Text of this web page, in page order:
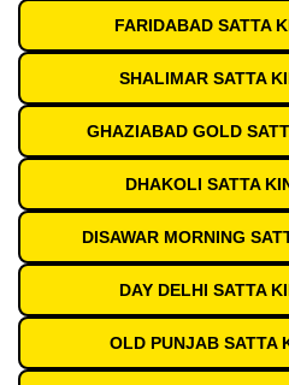
FARIDABAD SATTA
SHALIMAR SATTA
GHAZIABAD GOLD
DHAKOLI SATTA
DISAWAR MORNING
DAY DELHI SATTA
OLD PUNJAB SATTA